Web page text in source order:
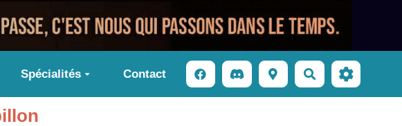
Spécialités Contact Rechercher